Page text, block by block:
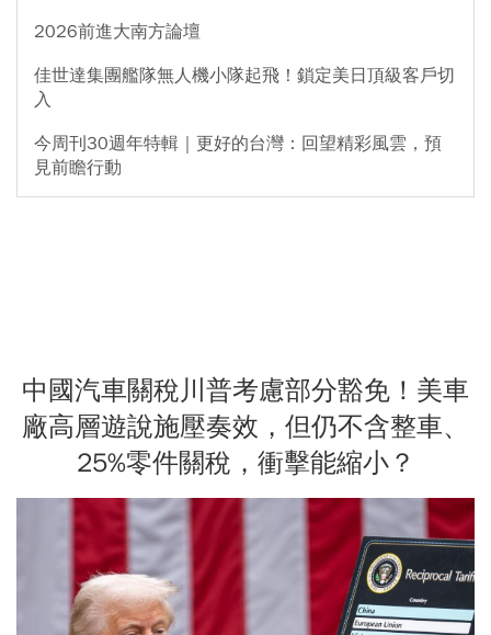
2026前進大南方論壇
佳世達集團艦隊無人機小隊起飛！鎖定美日頂級客戶切
入
今周刊30週年特輯｜更好的台灣：回望精彩風雲，預
見前瞻行動
中國汽車關稅川普考慮部分豁免！美車
廠高層遊說施壓奏效，但仍不含整車、
25%零件關稅，衝擊能縮小？